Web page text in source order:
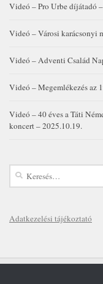
Videó – Pro Urbe díjátadó
Videó – Városi karácsonyi
Videó – Adventi Család
Videó – Megemlékezés az
Videó – 40 éves a Táti
koncert – 2025.10.19.
Keresés:
Adatkezelési tájékoztató